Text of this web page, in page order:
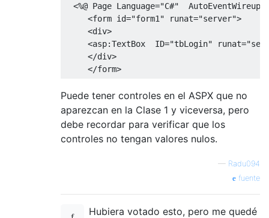
<%@ Page Language="C#" AutoEventWireup
<form id="form1" runat="server">
<div>
<asp:TextBox
ID="tbLogin" runat=
</div>
</form>
Puede tener controles en el ASPX que no
aparezcan en la Clase 1 y viceversa, pero
debe recordar para verificar que los
controles no tengan valores nulos.
— Radu094
fuente
Hubiera votado esto, pero me quedé